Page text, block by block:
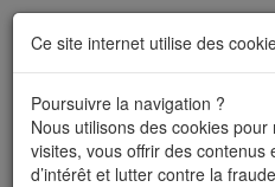
Ce site internet utilise des
Poursuivre la navigation ?
Nous utilisons des cookies
visites, vous offrir des contenus
d’intérêt et lutter contre la